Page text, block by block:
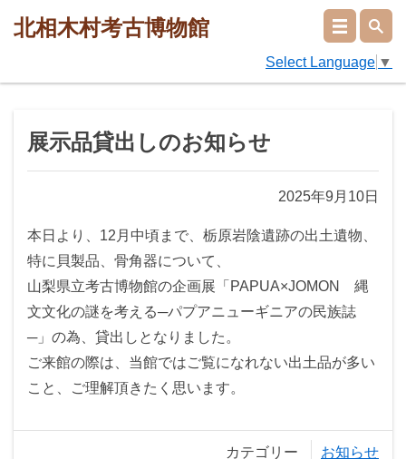
北相木村考古博物館
Select Language ▼
展示品貸出しのお知らせ
2025年9月10日
本日より、12月中頃まで、栃原岩陰遺跡の出土遺物、
特に貝製品、骨角器について、
山梨県立考古博物館の企画展「PAPUA×JOMON 縄
文文化の謎を考える─パプアニューギニアの民族誌
─」の為、貸出しとなりました。
ご来館の際は、当館ではご覧になれない出土品が多い
こと、ご理解頂きたく思います。
カテゴリー お知らせ